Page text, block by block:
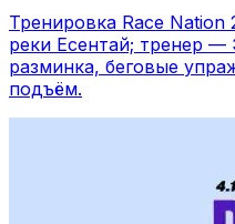
Тренировка Race
реки Есентай; тренер —
разминка, беговые
подъём.